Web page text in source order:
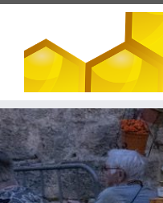
Passer
au
contenu